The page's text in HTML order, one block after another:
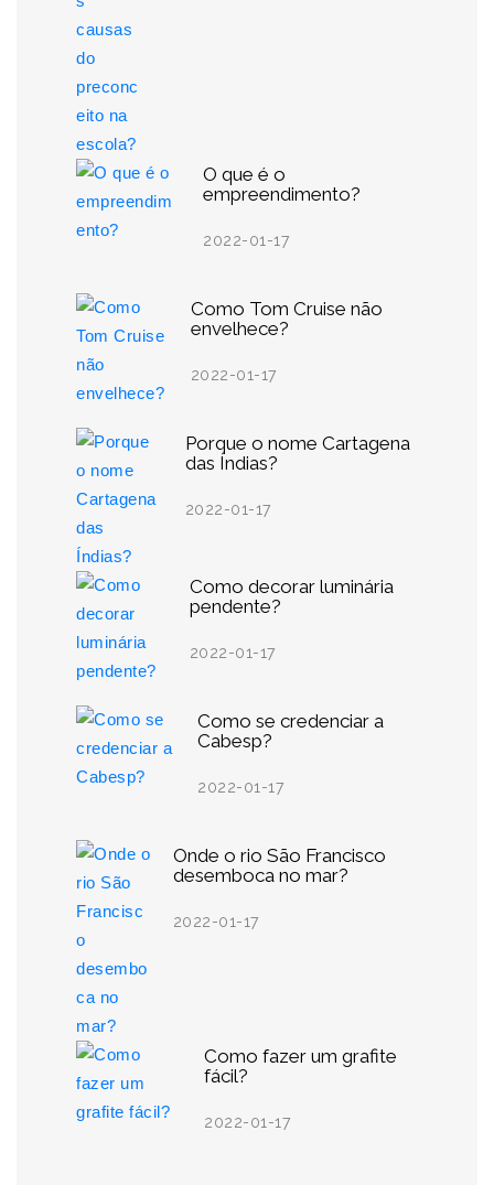
O que é o
empreendimento?
2022-01-17
Como Tom Cruise não
envelhece?
2022-01-17
Porque o nome Cartagena
das Índias?
2022-01-17
Como decorar luminária
pendente?
2022-01-17
Como se credenciar a
Cabesp?
2022-01-17
Onde o rio São Francisco
desemboca no mar?
2022-01-17
Como fazer um grafite
fácil?
2022-01-17